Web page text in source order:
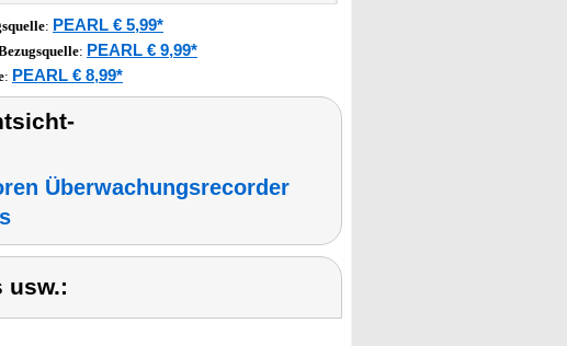
: PEARL € 5,99*
: PEARL € 9,99*
: PEARL € 8,99*
Überwachungsrecorder
usw.: